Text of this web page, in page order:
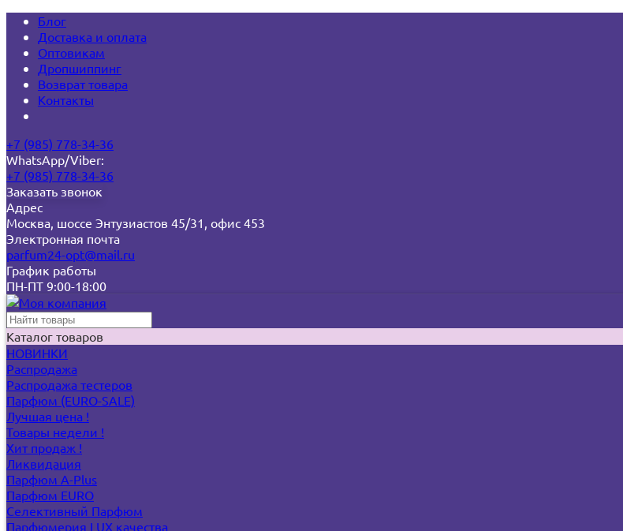
Блог
Доставка и оплата
Оптовикам
Дропшиппинг
Возврат товара
Контакты
+7 (985) 778-34-36
WhatsApp/Viber:
+7 (985) 778-34-36
Заказать звонок
Адрес
Москва, шоссе Энтузиастов 45/31, офис 453
Электронная почта
parfum24-opt@mail.ru
График работы
ПН-ПТ 9:00-18:00
Каталог товаров
НОВИНКИ
Распродажа
Распродажа тестеров
Парфюм (EURO-SALE)
Лучшая цена !
Товары недели !
Хит продаж !
Ликвидация
Парфюм A-Plus
Парфюм EURO
Селективный Парфюм
Парфюмерия LUX качества